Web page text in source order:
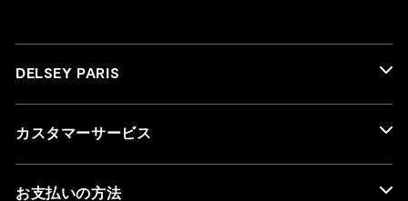
DELSEY PARIS
カスタマーサービス
お支払いの方法